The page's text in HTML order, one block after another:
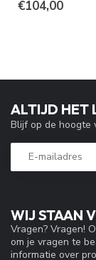
€104,00
WIJ STAAN
Vragen? Vragen!
om je vragen te
informatie over
ALTIJD HET
Blijf op de hoogte